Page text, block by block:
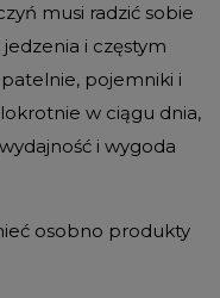
musi radzić sobie
jedzenia i częstym
pojemniki i
w ciągu dnia,
i wygoda
osobno produkty